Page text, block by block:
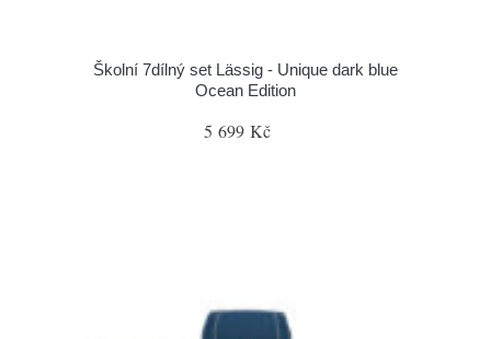
Školní 7dílný set Lässig - Unique dark blue
Ocean Edition
5 699 Kč